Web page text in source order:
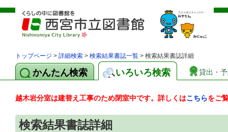
トップページ > 詳細検索 > 検索結果書誌一覧 > 検索結果書誌詳細
かんたん検索 いろいろ検索 貸出・
越木岩分室は建替え工事のため閉室中です。詳しくはこちらをご
検索結果書誌詳細